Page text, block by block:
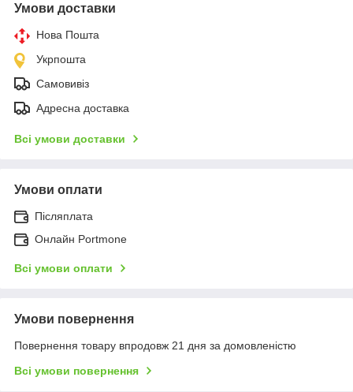
Умови доставки
Нова Пошта
Укрпошта
Самовивіз
Адресна доставка
Всі умови доставки
Умови оплати
Післяплата
Онлайн Portmone
Всі умови оплати
Умови повернення
Повернення товару впродовж 21 дня за домовленістю
Всі умови повернення